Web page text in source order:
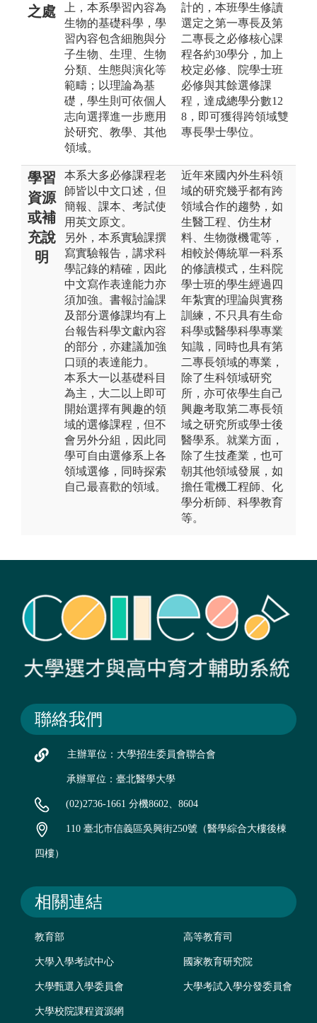
之處
上，本系學習內容為
生物的基礎科學，學
習內容包含細胞與分
子生物、生理、生物
分類、生態與演化等
範疇；以理論為基
礎，學生則可依個人
志向選擇進一步應用
於研究、教學、其他
領域。
計的，本班學生修讀
選定之第一專長及第
二專長之必修核心課
程各約30學分，加上
校定必修、院學士班
必修與其餘選修課
程，達成總學分數12
8，即可獲得跨領域雙
專長學士學位。
學習
資源
或補
充說
明
本系大多必修課程老
師皆以中文口述，但
簡報、課本、考試使
用英文原文。
另外，本系實驗課撰
寫實驗報告，講求科
學記錄的精確，因此
中文寫作表達能力亦
須加強。書報討論課
及部分選修課均有上
台報告科學文獻內容
的部分，亦建議加強
口頭的表達能力。
本系大一以基礎科目
為主，大二以上即可
開始選擇有興趣的領
域的選修課程，但不
會另外分組，因此同
學可自由選修系上各
領域選修，同時探索
自己最喜歡的領域。
近年來國內外生科領
域的研究幾乎都有跨
領域合作的趨勢，如
生醫工程、仿生材
料、生物微機電等，
相較於傳統單一科系
的修讀模式，生科院
學士班的學生經過四
年紮實的理論與實務
訓練，不只具有生命
科學或醫學科學專業
知識，同時也具有第
二專長領域的專業，
除了生科領域研究
所，亦可依學生自己
興趣考取第二專長領
域之研究所或學士後
醫學系。就業方面，
除了生技產業，也可
朝其他領域發展，如
擔任電機工程師、化
學分析師、科學教育
等。
聯絡我們
主辦單位：大學招生委員會聯合會
承辦單位：臺北醫學大學
(02)2736-1661 分機8602、8604
110 臺北市信義區吳興街250號（醫學綜合大樓後棟
四樓）
相關連結
教育部 高等教育司
大學入學考試中心 國家教育研究院
大學甄選入學委員會 大學考試入學分發委員會
大學校院課程資源網